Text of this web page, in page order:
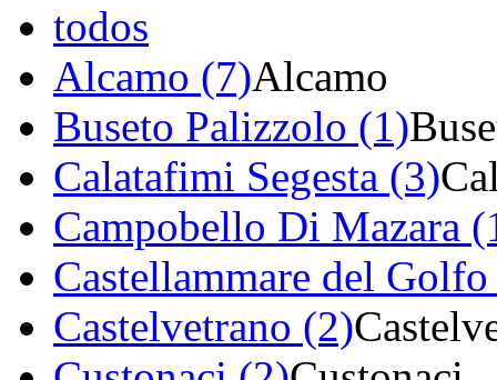
todos
Alcamo (7)Alcamo
Buseto Palizzolo (1)
Calatafimi Segesta (3)
Campobello Di Mazara
Castellammare del
Castelvetrano (2)